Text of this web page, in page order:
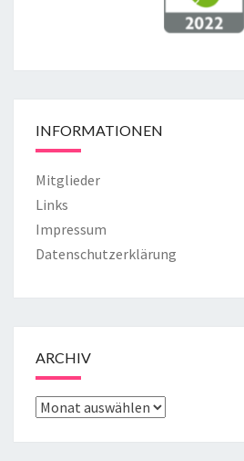
INFORMATIONEN
Mitglieder
Links
Impressum
Datenschutzerklärung
ARCHIV
ARCHIV